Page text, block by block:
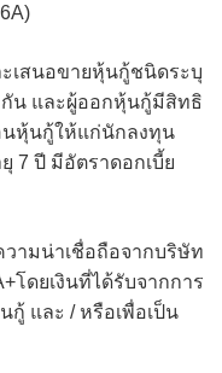
เสนอขายหุ้นกู้ชนิดระบุ
น และผู้ออกหุ้นกู้มีสิทธิ
หุ้นกู้ให้แก่นักลงทุน
7 ปี มีอัตราดอกเบี้ย
ามน่าเชื่อถือจากบริษัท
โดยเงินที่ได้รับจากการ
กู้ และ / หรือเพื่อเป็น